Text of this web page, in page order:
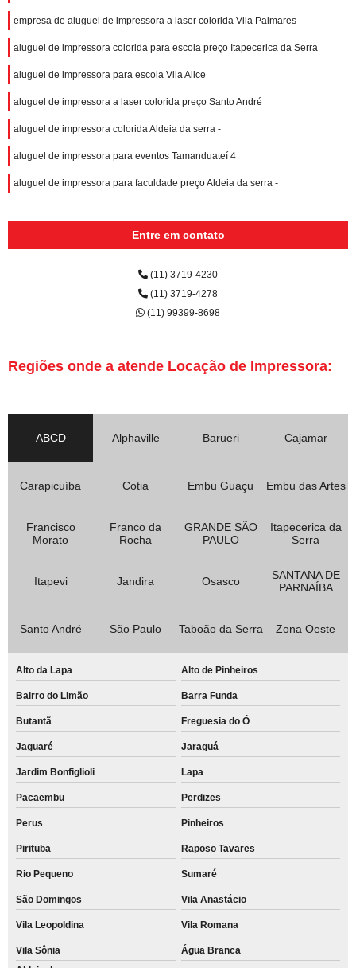
empresa de aluguel de impressora a laser colorida Vila Palmares
aluguel de impressora colorida para escola preço Itapecerica da Serra
aluguel de impressora para escola Vila Alice
aluguel de impressora a laser colorida preço Santo André
aluguel de impressora colorida Aldeia da serra -
aluguel de impressora para eventos Tamanduateí 4
aluguel de impressora para faculdade preço Aldeia da serra -
Entre em contato
(11) 3719-4230
(11) 3719-4278
(11) 99399-8698
Regiões onde a atende Locação de Impressora:
ABCD Alphaville Barueri Cajamar
Carapicuíba Cotia Embu Guaçu Embu das Artes
Francisco
Morato
Franco da
Rocha
GRANDE SÃO
PAULO
Itapecerica da
Serra
Itapevi Jandira Osasco
SANTANA DE
PARNAÍBA
Santo André São Paulo Taboão da Serra Zona Oeste
Alto da Lapa Alto de Pinheiros
Bairro do Limão Barra Funda
Butantã Freguesia do Ó
Jaguaré Jaraguá
Jardim Bonfiglioli Lapa
Pacaembu Perdizes
Perus Pinheiros
Pirituba Raposo Tavares
Rio Pequeno Sumaré
São Domingos Vila Anastácio
Vila Leopoldina Vila Romana
Vila Sônia
Água Branca